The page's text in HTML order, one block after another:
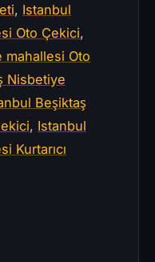
, Istanbul
Oto Çekici,
mahallesi Oto
Nisbetiye
Beşiktaş
, Istanbul
Kurtarıcı